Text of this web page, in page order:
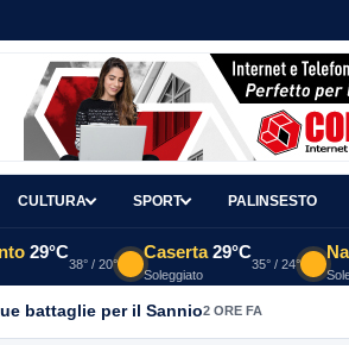
CULTURA SPORT PALINSESTO
29°C
38° / 20°
Caserta 29°C
Soleggiato
35° / 24°
battaglie per il Sannio2 ORE FA